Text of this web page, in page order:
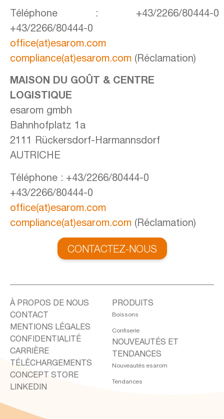
CONTACTEZ-NOUS
Téléphone : +43/2266/80444-0
+43/2266/80444-0
office(at)esarom.com
compliance(at)esarom.com (Réclamation)
MAISON DU GOÛT &CENTRE
LOGISTIQUE
esarom gmbh
Bahnhofplatz 1a
2111 Rückersdorf-Harmannsdorf
AUTRICHE
Téléphone : +43/2266/80444-0
+43/2266/80444-0
office(at)esarom.com
compliance(at)esarom.com (Réclamation)
À PROPOS DE NOUS
CONTACT
MENTIONS LÉGALES
CONFIDENTIALITÉ
CARRIÈRE
TÉLÉCHARGEMENTS
CONCEPT STORE
LINKEDIN
PRODUITS
Boissons
Confiserie
NOUVEAUTÉS ET
TENDANCES
Nouveautés esarom
Tendances